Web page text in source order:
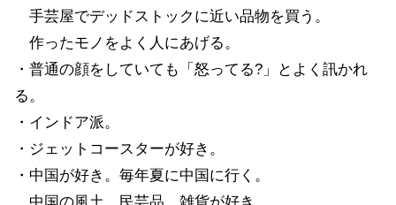
手芸屋でデッドストックに近い品物を買う。
作ったモノをよく人にあげる。
・普通の顔をしていても「怒ってる?」とよく訊かれ
る。
・インドア派。
・ジェットコースターが好き。
・中国が好き。毎年夏に中国に行く。